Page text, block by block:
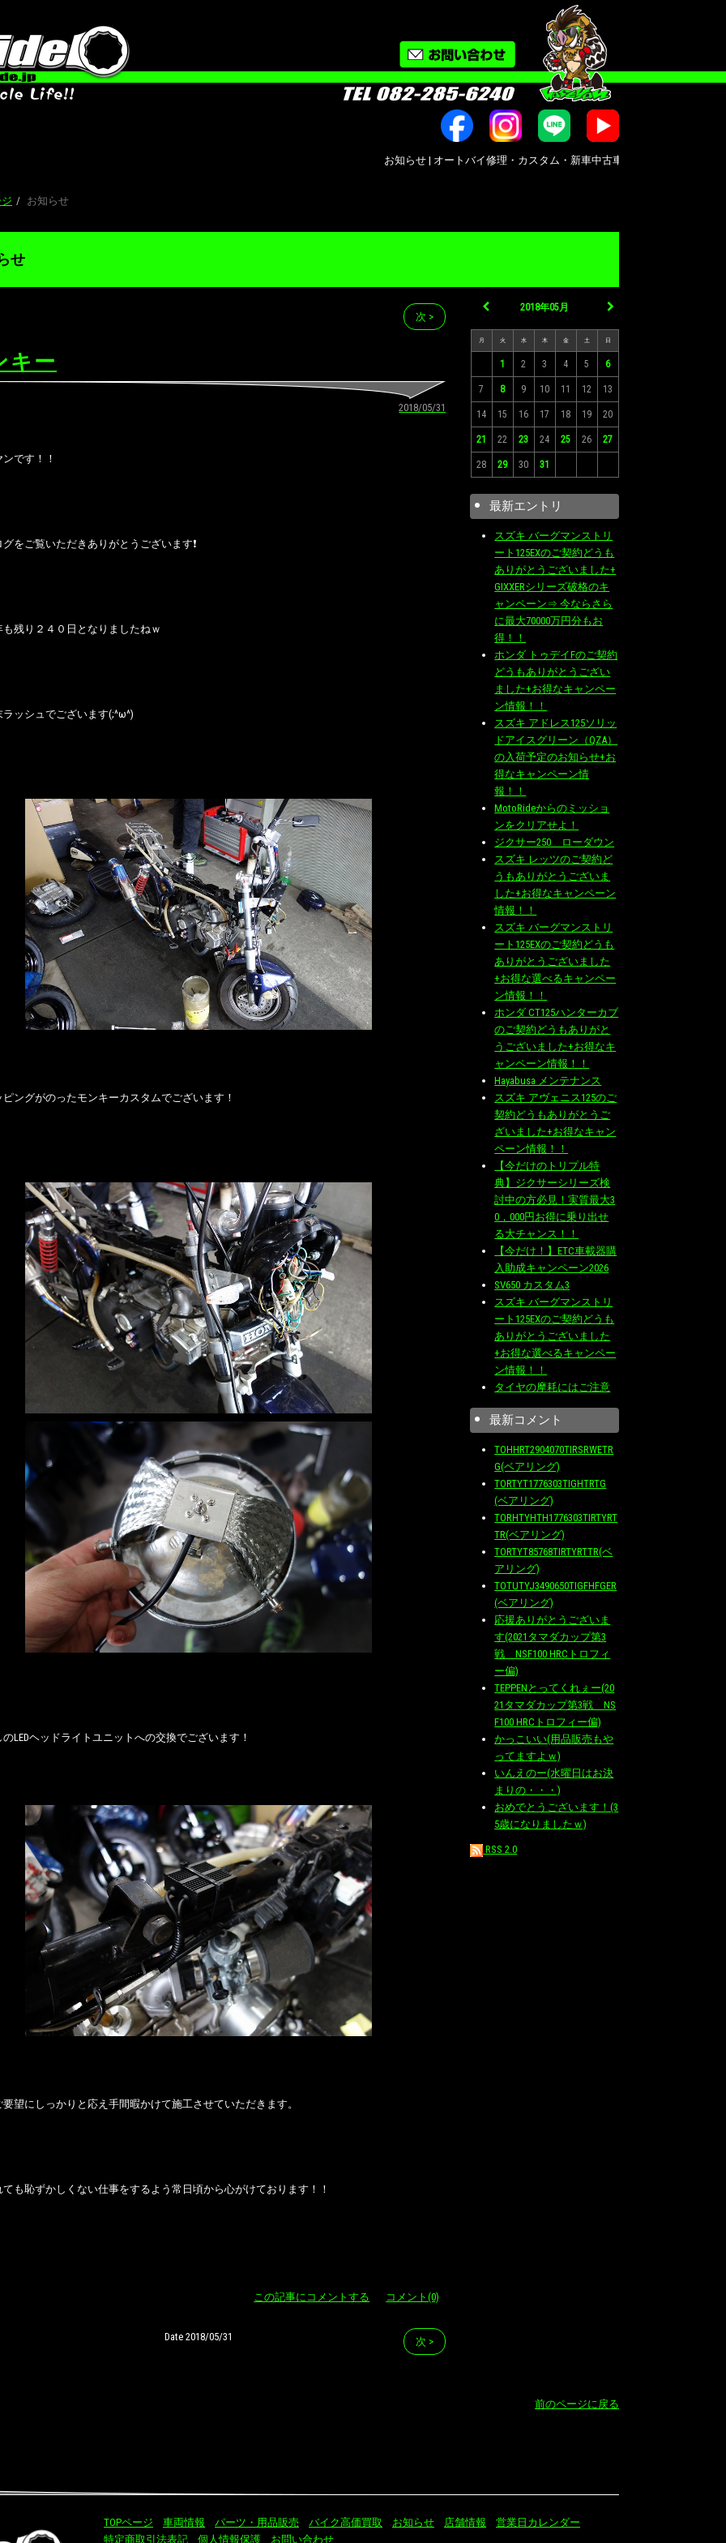
お知らせ | オートバイ修理・カスタム・新車中古車販売｜広島市南区大州｜Bike
お知らせ
せ
次 >
キー
2018/05/31
です！！
をご覧いただきありがとうございます❗
残り２４０日となりましたねｗ
ッシュでございます(;^ω^)
ングがのったモンキーカスタムでございます！
LEDヘッドライトユニットへの交換でございます！
望にしっかりと応え手間暇かけて施工させていただきます。
も恥ずかしくない仕事をするよう常日頃から心がけております！！
この記事にコメントする コメント(0)
次 >
Date 2018/05/31
2018年05月
月 火 水 木 金 土 日
1 2 3 4 5 6
7 8 9 10 11 12 13
14 15 16 17 18 19 20
21 22 23 24 25 26 27
28 29 30 31
最新エントリ
スズキ バーグマンストリ
ート125EXのご契約どうも
ありがとうございました+
GIXXERシリーズ破格のキ
ャンペーン⇒ 今ならさら
に最大70000万円分もお
得！！
ホンダ トゥデイFのご契約
どうもありがとうござい
ました+お得なキャンペー
ン情報！！
スズキ アドレス125ソリッ
ドアイスグリーン（QZA）
の入荷予定のお知らせ+お
得なキャンペーン情
報！！
MotoRideからのミッショ
ンをクリアせよ！
ジクサー250 ローダウン
スズキ レッツのご契約ど
うもありがとうございま
した+お得なキャンペーン
情報！！
スズキ バーグマンストリ
ート125EXのご契約どうも
ありがとうございました
+お得な選べるキャンペー
ン情報！！
ホンダ CT125ハンターカブ
のご契約どうもありがと
うございました+お得なキ
ャンペーン情報！！
Hayabusa メンテナンス
スズキ アヴェニス125のご
契約どうもありがとうご
ざいました+お得なキャン
ペーン情報！！
【今だけのトリプル特
典】ジクサーシリーズ検
討中の方必見！実質最大3
0，000円お得に乗り出せ
る大チャンス！！
【今だけ！】ETC車載器購
入助成キャンペーン2026
SV650 カスタム3
スズキ バーグマンストリ
ート125EXのご契約どうも
ありがとうございました
+お得な選べるキャンペー
ン情報！！
タイヤの摩耗にはご注意
最新コメント
TOHHRT2904070TIRSRWETR
G(ベアリング)
TORTYT1776303TIGHTRTG
(ベアリング)
TORHTYHTH1776303TIRTYRT
TR(ベアリング)
TORTYT85768TIRTYRTTR(ベ
アリング)
TOTUTYJ3490650TIGFHFGER
(ベアリング)
応援ありがとうございま
す(2021タマダカップ第3
戦 NSF100 HRCトロフィ
ー偏)
TEPPENとってくれぇー(20
21タマダカップ第3戦 NS
F100 HRCトロフィー偏)
かっこいい(用品販売もや
ってますよｗ)
いんえのー(水曜日はお決
まりの・・・)
おめでとうございます！(3
5歳になりましたｗ)
RSS 2.0
前のページに戻る
TOPページ 車両情報 パーツ・用品販売 バイク高価買取 お知らせ 店舗情報
営業日カレンダー
特定商取引法表記
個人情報保護 お問い合わせ